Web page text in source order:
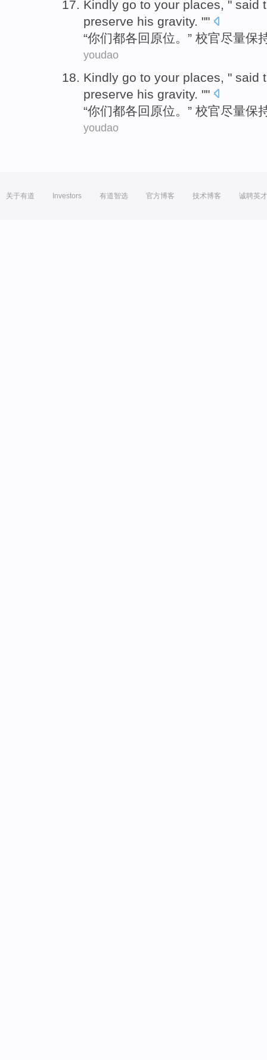
Kindly go to your places, " said
preserve his gravity. ""
“你们都各回原位。” 校官尽量保
youdao
Kindly go to your places, " said
preserve his gravity. ""
“你们都各回原位。” 校官尽量保
youdao
关于有道 Investors 有道智选 官方博客 技术博客 诚聘英才